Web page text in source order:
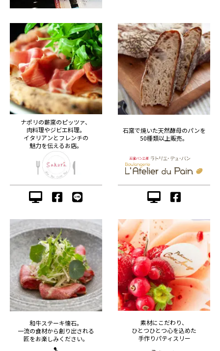
ナポリの薪窯のピッツァ、
肉料理やジビエ料理。
イタリアンとフレンチの
魅力を伝えるお店。
石窯で焼いた天然酵母のパンを
50種類以上販売。
和牛ステーキ懐石。
一流の食材から創り出される
匠をお楽しみください。
素材にこだわり、
ひとつひとつ心を込めた
手作りパティスリー